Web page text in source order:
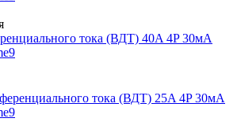
тока (ВДТ) 40A 4P 30мА